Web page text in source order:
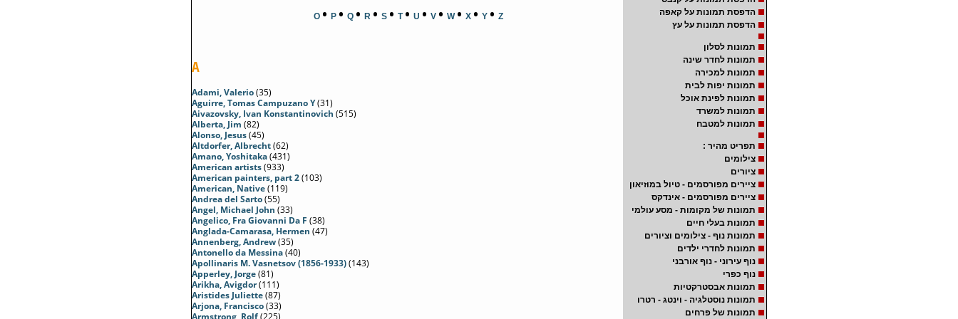
הדפסת תמונות על קאפה
הדפסת תמונות על עץ
תמונות לסלון
תמונות לחדר שינה
תמונות למכירה
תמונות יפות לבית
תמונות לפינת אוכל
תמונות למשרד
תמונות למטבח
תפריט מהיר :
צילומים
ציורים
ציירים מפורסמים - טיול במוזיאון
ציירים מפורסמים - אינדקס
תמונות של מקומות - מסע עולמי
תמונות בעלי חיים
תמונות נוף - צילומים וציורים
תמונות לחדרי ילדים
נוף עירוני - נוף אורבני
נוף כפרי
תמונות אבסטרקטיות
תמונות נוסטלגיה - וינטג - רטרו
תמונות של פרחים
O • P • Q • R • S • T • U • V • W • X • Y • Z
A
Adami, Valerio(35)
Aguirre, Tomas Campuzano Y(31)
Aivazovsky, Ivan Konstantinovich (515)
Alberta, Jim (82)
Alonso, Jesus(45)
Altdorfer, Albrecht(62)
Amano, Yoshitaka(431)
American artists(933)
American painters, part 2(103)
American, Native(119)
Andrea del Sarto(55)
Angel, Michael John (33)
Angelico, Fra Giovanni Da F (38)
Anglada-Camarasa, Hermen (47)
Annenberg, Andrew(35)
Antonello da Messina(40)
Apollinaris M. Vasnetsov (1856-1933)(143)
Apperley, Jorge(81)
Arikha, Avigdor(111)
Aristides Juliette(87)
Arjona, Francisco(33)
Armstrong, Rolf(225)